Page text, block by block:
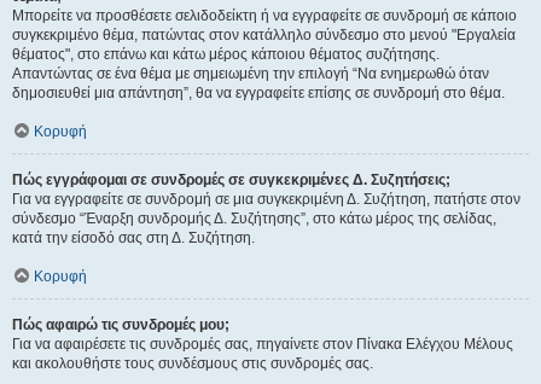
Μπορείτε να προσθέσετε σελιδοδείκτη ή να εγγραφείτε σε συνδρομή σε κάποιο
συγκεκριμένο θέμα, πατώντας στον κατάλληλο σύνδεσμο στο μενού "Εργαλεία
θέματος", στο επάνω και κάτω μέρος κάποιου θέματος συζήτησης.
Απαντώντας σε ένα θέμα με σημειωμένη την επιλογή “Να ενημερωθώ όταν
δημοσιευθεί μια απάντηση”, θα να εγγραφείτε επίσης σε συνδρομή στο θέμα.
Κορυφή
Πώς εγγράφομαι σε συνδρομές σε συγκεκριμένες Δ. Συζητήσεις;
Για να εγγραφείτε σε συνδρομή σε μια συγκεκριμένη Δ. Συζήτηση, πατήστε στον
σύνδεσμο “Έναρξη συνδρομής Δ. Συζήτησης”, στο κάτω μέρος της σελίδας,
κατά την είσοδό σας στη Δ. Συζήτηση.
Κορυφή
Πώς αφαιρώ τις συνδρομές μου;
Για να αφαιρέσετε τις συνδρομές σας, πηγαίνετε στον Πίνακα Ελέγχου Μέλους
και ακολουθήστε τους συνδέσμους στις συνδρομές σας.